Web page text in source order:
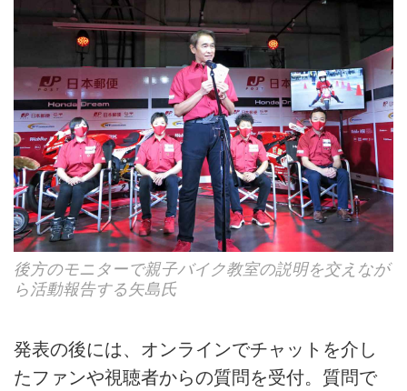
後方のモニターで親子バイク教室の説明を交えなが
ら活動報告する矢島氏
発表の後には、オンラインでチャットを介し
たファンや視聴者からの質問を受付。質問で